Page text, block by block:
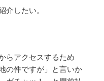
介したい。
らアクセスするため
の件ですが」と言いか